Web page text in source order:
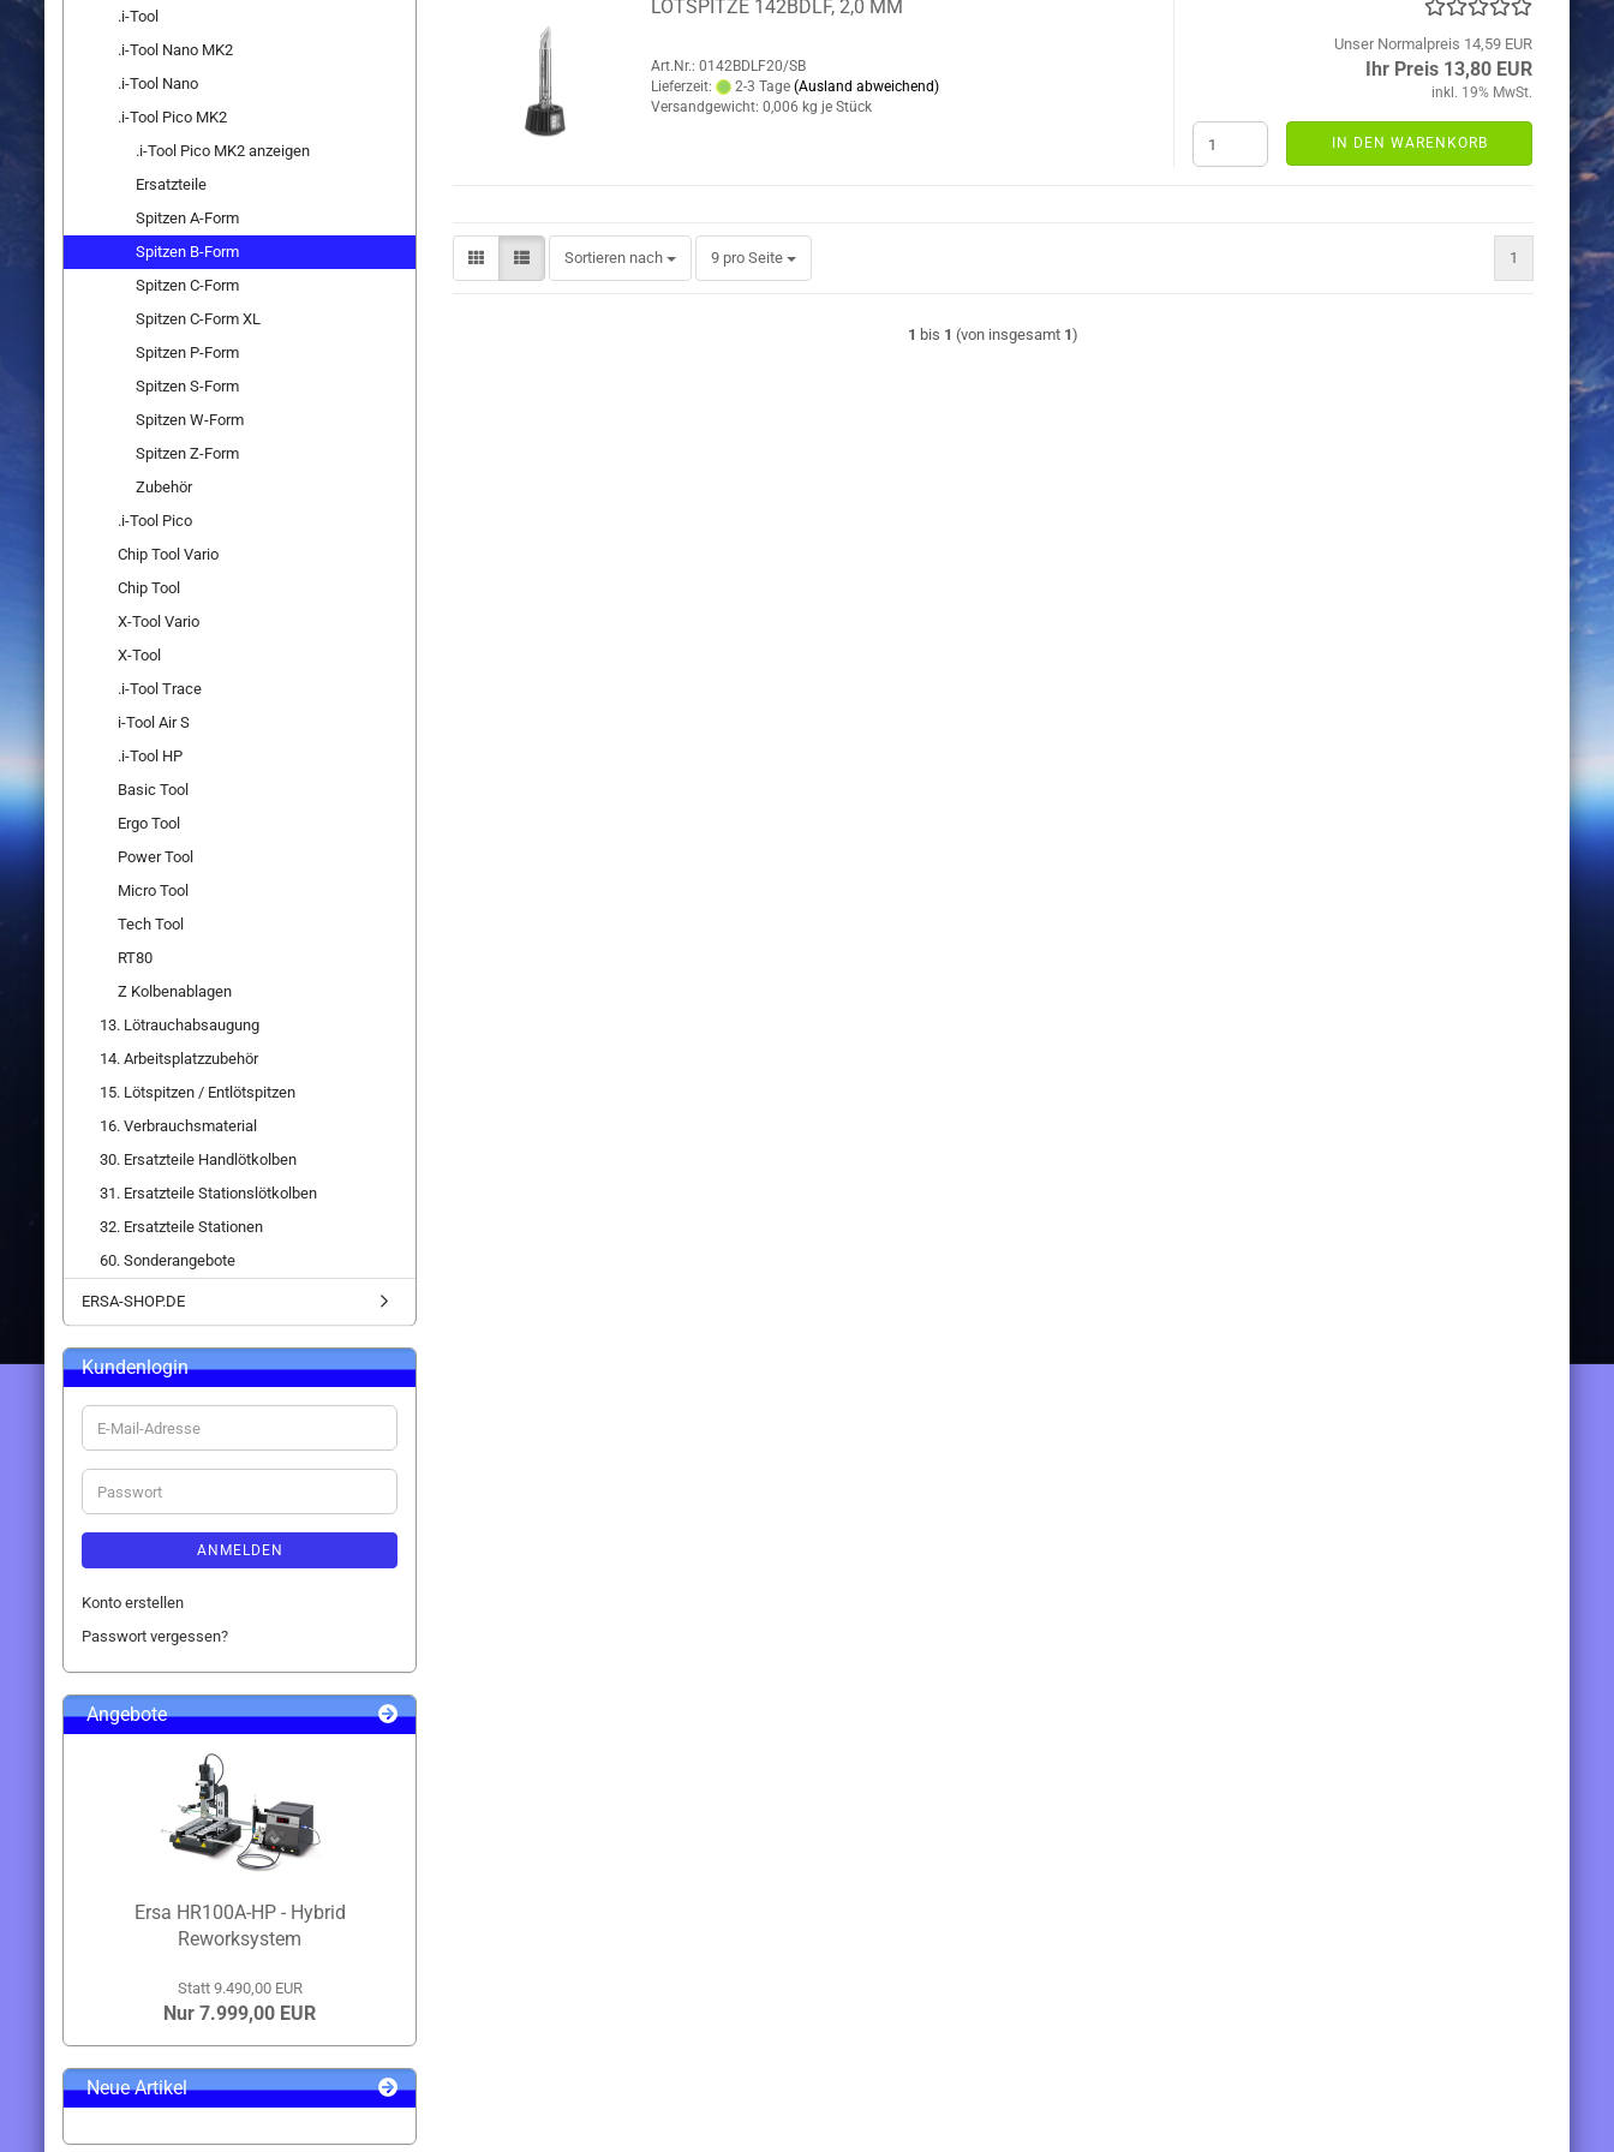
LÖTSPITZE 142BDLF, 2,0 MM
Art.Nr.: 0142BDLF20/SB
Lieferzeit:
2-3 Tage (Ausland abweichend)
Versandgewicht: 0,006 kg je Stück
Unser Normalpreis 14,59 EUR
Ihr Preis 13,80 EUR
inkl. 19% MwSt.
IN DEN WARENKORB
Sortieren nach
Sortieren nach 9 pro Seite
pro Seite 1
1 bis 1 (von insgesamt 1)
.i-Tool
.i-Tool Nano MK2
.i-Tool Nano
.i-Tool Pico MK2
.i-Tool Pico MK2 anzeigen
Ersatzteile
Spitzen A-Form
Spitzen B-Form
Spitzen C-Form
Spitzen C-Form XL
Spitzen P-Form
Spitzen S-Form
Spitzen W-Form
Spitzen Z-Form
Zubehör
.i-Tool Pico
Chip Tool Vario
Chip Tool
X-Tool Vario
X-Tool
.i-Tool Trace
i-Tool Air S
.i-Tool HP
Basic Tool
Ergo Tool
Power Tool
Micro Tool
Tech Tool
RT80
Z Kolbenablagen
13. Lötrauchabsaugung
14. Arbeitsplatzzubehör
15. Lötspitzen / Entlötspitzen
16. Verbrauchsmaterial
30. Ersatzteile Handlötkolben
31. Ersatzteile Stationslötkolben
32. Ersatzteile Stationen
60. Sonderangebote
ERSA-SHOP.DE
Kundenlogin
E-
Mail-
Adresse
Passwort
ANMELDEN
Konto erstellen
Passwort vergessen?
Angebote
Ersa HR100A-HP - Hybrid
Reworksystem
Statt 9.490,00 EUR
Nur 7.999,00 EUR
Neue Artikel